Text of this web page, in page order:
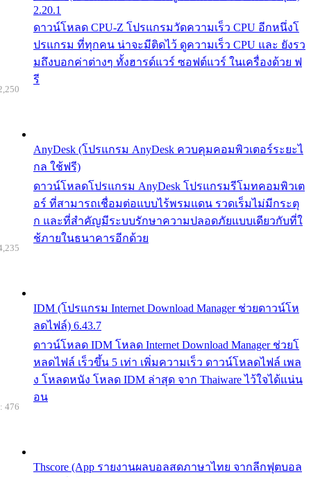
2.20.1
ดาวน์โหลด CPU-Z โปรแกรมวัดความเร็ว CPU อีกหนึ่งโ
ปรแกรม ที่ทุกคน น่าจะมีติดไว้ ดูความเร็ว CPU และ ยังรว
มถึงบอกค่าต่างๆ ทั้งฮารด์แวร์ ซอฟต์แวร์ ในเครื่องด้วย ฟ
รี
AnyDesk (โปรแกรม AnyDesk ควบคุมคอมพิวเตอร์ระยะไ
กล ใช้ฟรี)
ดาวน์โหลดโปรแกรม AnyDesk โปรแกรมรีโมทคอมพิวเต
อร์ ที่สามารถเชื่อมต่อแบบไร้พรมแดน รวดเร็มไม่มีกระตุ
ก และที่สำคัญมีระบบรักษาความปลอดภัยแบบเดียวกับที่ใ
ช้ภายในธนาคารอีกด้วย
IDM (โปรแกรม Internet Download Manager ช่วยดาวน์โห
ลดไฟล์) 6.43.7
ดาวน์โหลด IDM โหลด Internet Download Manager ช่วยโ
หลดไฟล์ เร็วขึ้น 5 เท่า เพิ่มความเร็ว ดาวน์โหลดไฟล์ เพล
ง โหลดหนัง โหลด IDM ล่าสุด จาก Thaiware ไว้ใจได้แน่น
อน
Thscore (App รายงานผลบอลสดภาษาไทย จากลีกฟุตบอล
476